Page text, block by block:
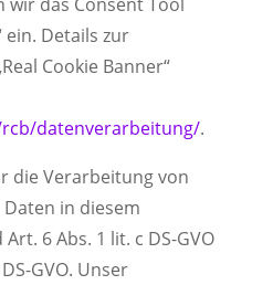
ein. Details zur
Cookie Banner“
datenverarbeitung/.
die Verarbeitung von
in diesem
6 Abs. 1 lit. c DS-GVO
GVO. Unser